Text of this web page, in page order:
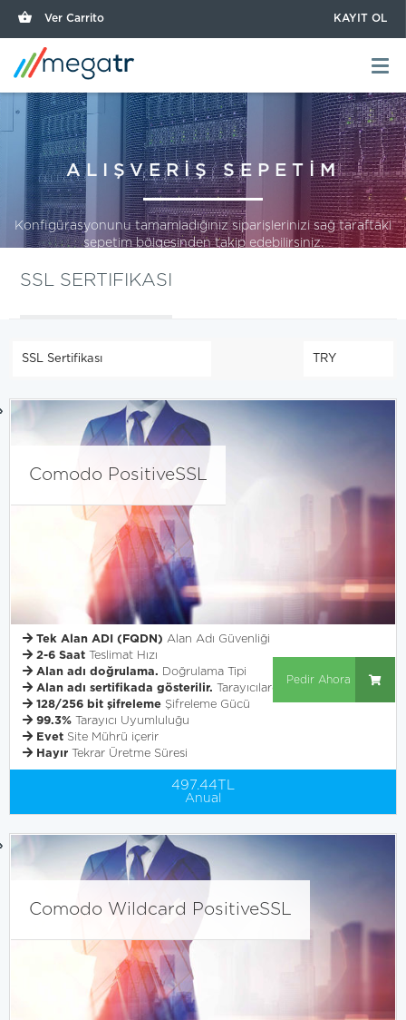
Ver Carrito KAYIT OL
ALIŞVERİŞ SEPETİM
Konfigürasyonunu tamamladığınız siparişlerinizi sağ taraftaki
sepetim bölgesinden takip edebilirsiniz.
SSL SERTIFIKASI
Comodo PositiveSSL
Pedir Ahora
Tek Alan ADI (FQDN) Alan Adı Güvenliği
2-6 Saat Teslimat Hızı
Alan adı doğrulama. Doğrulama Tipi
Alan adı sertifikada gösterilir. Tarayıcılarda Bildirim Düzeyi
128/256 bit şifreleme Şifreleme Gücü
99.3% Tarayıcı Uyumluluğu
Evet Site Mührü içerir
Hayır Tekrar Üretme Süresi
497.44TL
Anual
Comodo Wildcard PositiveSSL